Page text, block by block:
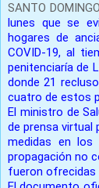
SANTO
lunes que se
hogares de
COVID-19, al
penitenciaría de
donde 21
cuatro de estos
El ministro de
de prensa virtual
medidas en los
propagación no
fueron ofrecidas